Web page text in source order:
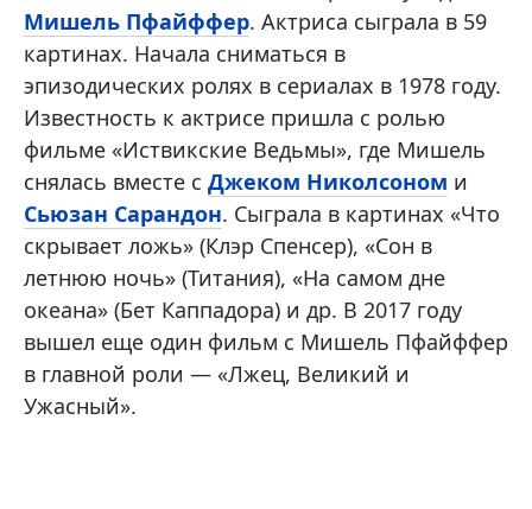
Мишель Пфайффер. Актриса сыграла в 59
картинах. Начала сниматься в
эпизодических ролях в сериалах в 1978 году.
Известность к актрисе пришла с ролью
фильме «Иствикские Ведьмы», где Мишель
снялась вместе с Джеком Николсоном и
Сьюзан Сарандон. Сыграла в картинах «Что
скрывает ложь» (Клэр Спенсер), «Сон в
летнюю ночь» (Титания), «На самом дне
океана» (Бет Каппадора) и др. В 2017 году
вышел еще один фильм с Мишель Пфайффер
в главной роли — «Лжец, Великий и
Ужасный».